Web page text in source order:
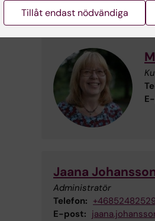
Jaana
Administratör
Telefon:
E-post:
Tillåt endast nödvändiga